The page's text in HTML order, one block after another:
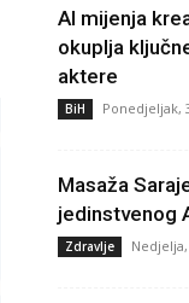
AI mijenja
okuplja
aktere
BiH Ponedjeljak,
Masaža
jedinstvenog
Zdravlje